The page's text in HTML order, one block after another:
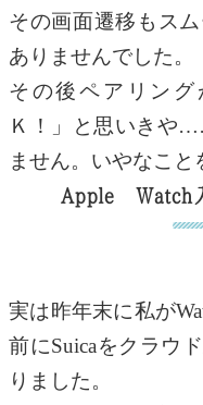
その画面遷移もス
ありませんでした。
その後ペアリン
Ｋ！」と思いきや
ません。いやなこと
Apple Watch
実は昨年末に私が
前にSuicaをクラウ
りました。